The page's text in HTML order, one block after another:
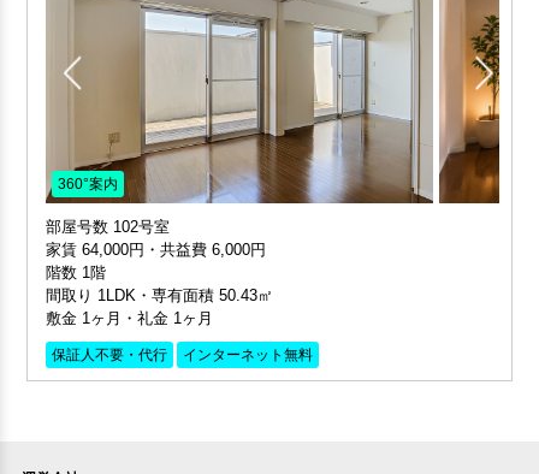
360°案内
部屋号数 102号室
家賃 64,000円・共益費 6,000円
階数 1階
間取り 1LDK・専有面積 50.43㎡
敷金 1ヶ月・礼金 1ヶ月
保証人不要・代行 インターネット無料